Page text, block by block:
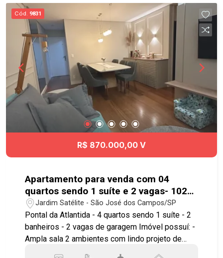
Elétrica - 10 vagas de visitantes dentro do
condomínio - Vista para Serra da Mantiqueira!
AP13368
Cód. 9831
R$ 870.000,00 V
Apartamento para venda com 04
quartos sendo 1 suíte e 2 vagas- 102
m² no Jardim Satélite
Jardim Satélite - São José dos Campos/SP
Pontal da Atlantida - 4 quartos sendo 1 suíte - 2
banheiros - 2 vagas de garagem Imóvel possuí: -
Ampla sala 2 ambientes com lindo projeto de